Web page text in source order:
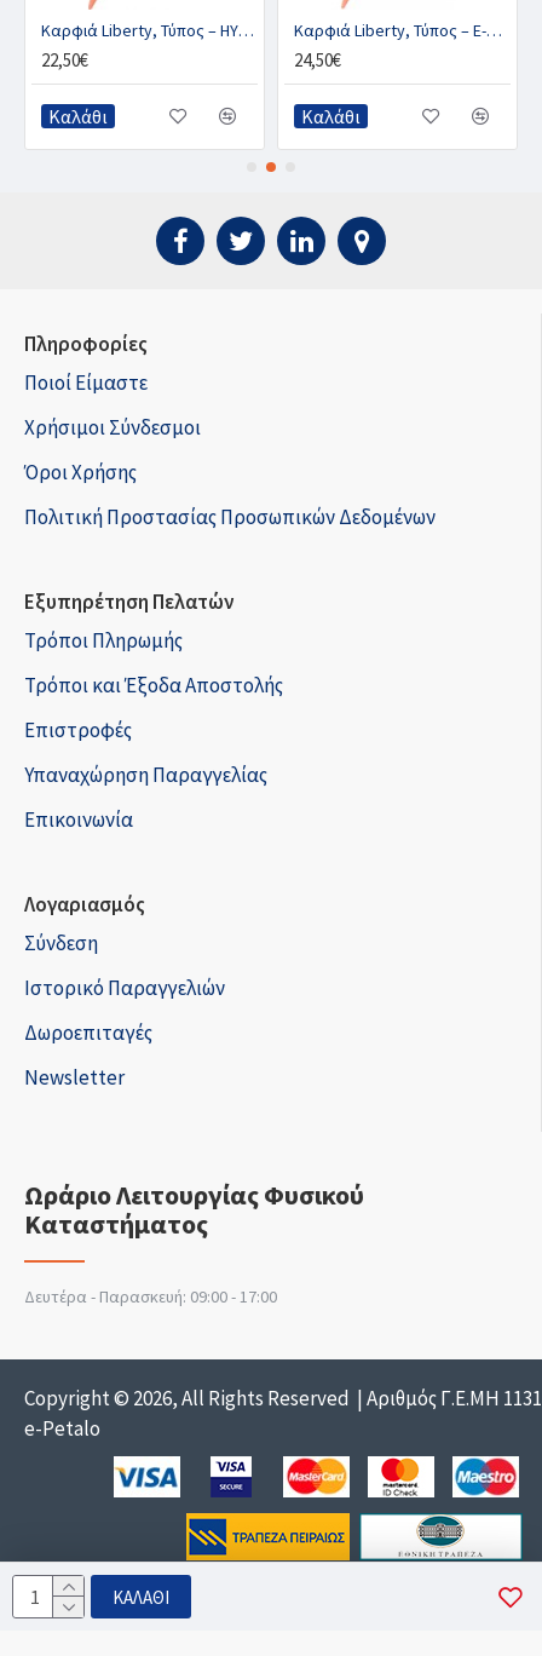
ΚΑΛΆΘΙ
Καρφιά Liberty, Τύπος – HYBRID CU
22,50€
Καλάθι
Καρφιά Liberty, Τύπος – E-SLIM CU
24,50€
Καλάθι
Πληροφορίες
Ποιοί Είμαστε
Χρήσιμοι Σύνδεσμοι
Όροι Χρήσης
Πολιτική Προστασίας Προσωπικών Δεδομένων
Εξυπηρέτηση Πελατών
Τρόποι Πληρωμής
Τρόποι και Έξοδα Αποστολής
Επιστροφές
Υπαναχώρηση Παραγγελίας
Επικοινωνία
Λογαριασμός
Σύνδεση
Ιστορικό Παραγγελιών
Δωροεπιταγές
Newsletter
Ωράριο Λειτουργίας Φυσικού
Καταστήματος
Δευτέρα - Παρασκευή: 09:00 - 17:00
Copyright © 2026, All Rights Reserved | Αριθμός Γ.Ε.ΜΗ
e-Petalo